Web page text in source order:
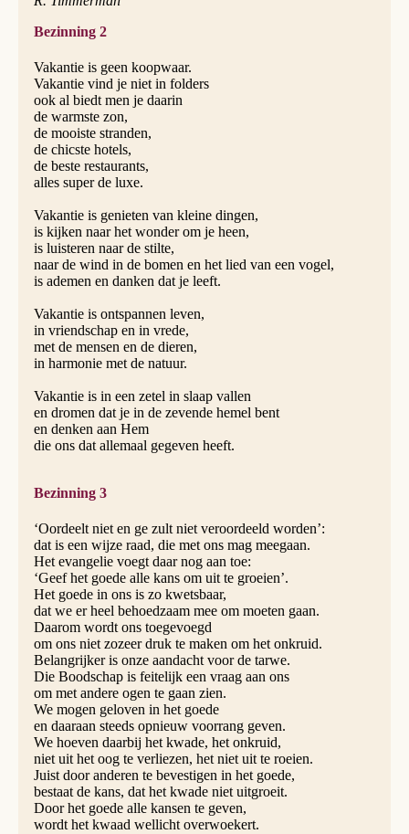
Bezinning 2
Vakantie is geen koopwaar.
Vakantie vind je niet in folders
ook al biedt men je daarin
de warmste zon,
de mooiste stranden,
de chicste hotels,
de beste restaurants,
alles super de luxe.
Vakantie is genieten van kleine dingen,
is kijken naar het wonder om je heen,
is luisteren naar de stilte,
naar de wind in de bomen en het lied van een vogel,
is ademen en danken dat je leeft.
Vakantie is ontspannen leven,
in vriendschap en in vrede,
met de mensen en de dieren,
in harmonie met de natuur.
Vakantie is in een zetel in slaap vallen
en dromen dat je in de zevende hemel bent
en denken aan Hem
die ons dat allemaal gegeven heeft.
Bezinning 3
‘Oordeelt niet en ge zult niet veroordeeld worden’:
dat is een wijze raad, die met ons mag meegaan.
Het evangelie voegt daar nog aan toe:
‘Geef het goede alle kans om uit te groeien’.
Het goede in ons is zo kwetsbaar,
dat we er heel behoedzaam mee om moeten gaan.
Daarom wordt ons toegevoegd
om ons niet zozeer druk te maken om het onkruid.
Belangrijker is onze aandacht voor de tarwe.
Die Boodschap is feitelijk een vraag aan ons
om met andere ogen te gaan zien.
We mogen geloven in het goede
en daaraan steeds opnieuw voorrang geven.
We hoeven daarbij het kwade, het onkruid,
niet uit het oog te verliezen, het niet uit te roeien.
Juist door anderen te bevestigen in het goede,
bestaat de kans, dat het kwade niet uitgroeit.
Door het goede alle kansen te geven,
wordt het kwaad wellicht overwoekert.